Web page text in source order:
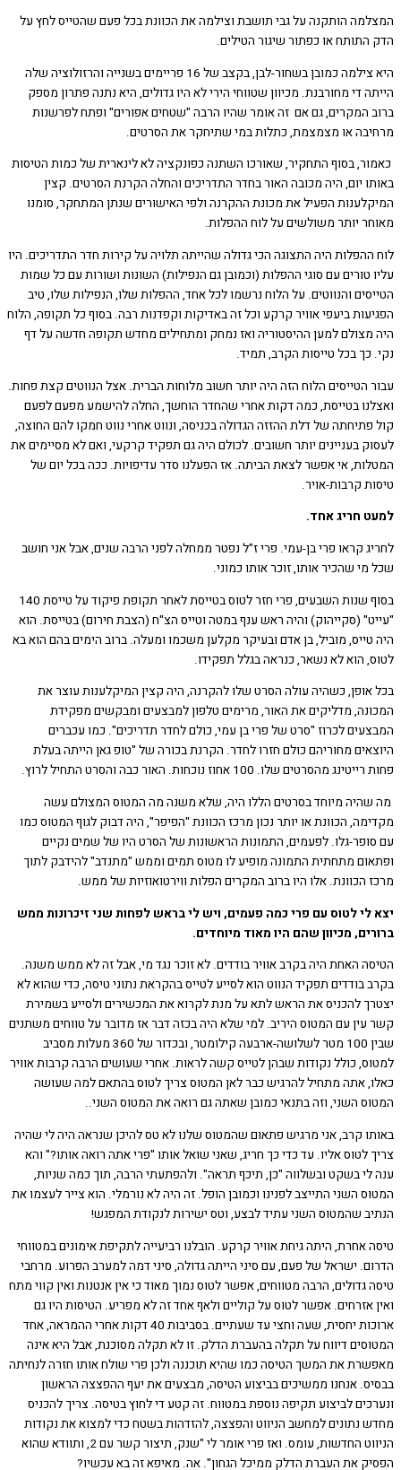
הותקנה על גבי תושבת וצילמה את הכוונת בכל פעם שהטייס לחץ על
או כפתור שיגור הטילים.
היא צילמה כמובן בשחור-לבן, בקצב של 16 פריימים בשנייה והרזולוציה שלה
די מחורבנת. מכיוון שטווחי הירי לא היו גדולים, היא נתנה פתרון מספק
המקרים, גם אם זה אומר שהיו הרבה "שטחים אפורים" ופתח לפרשנות
או מצמצמת, כתלות במי שתיחקר את הסרטים.
בסוף התחקיר, שאורכו השתנה כפונקציה לא לינארית של כמות הטיסות
יום, היה מכובה האור בחדר התדריכים והחלה הקרנת הסרטים. קצין
הפעיל את מכונת ההקרנה ולפי האישורים שנתן המתחקר, סומנו
יותר משולשים על לוח ההפלות.
היה התצוגה הכי גדולה שהייתה תלויה על קירות חדר התדריכים. היו
טורים עם סוגי ההפלות (וכמובן גם הנפילות) השונות ושורות עם כל שמות
והנווטים. על הלוח נרשמו לכל אחד, ההפלות שלו, הנפילות שלו, טיב
ביעפי אוויר קרקע וכל זה באדיקות וקפדנות רבה. בסוף כל תקופה, הלוח
למען ההיסטוריה ואז נמחק ומתחילים מחדש תקופה חדשה על דף
בכל טייסות הקרב, תמיד.
הטייסים הלוח הזה היה יותר חשוב מלוחות הברית. אצל הנווטים קצת פחות.
בטייסת, כמה דקות אחרי שהחדר הוחשך, החלה להישמע מפעם לפעם
של דלת ההזזה הגדולה בכניסה, ונווט אחרי נווט חמקו להם החוצה,
בעניינים יותר חשובים. לכולם היה גם תפקיד קרקעי, ואם לא מסיימים את
אי אפשר לצאת הביתה. אז הפעלנו סדר עדיפויות. ככה בכל יום של
קרבות-אויר.
חריג אחד.
קראו פרי בן-עמי. פרי ז"ל נפטר ממחלה לפני הרבה שנים, אבל אני חושב
שהכיר אותו, זוכר אותו כמוני.
בסוף שנות השבעים, פרי חזר לטוס בטייסת לאחר תקופת פיקוד על טייסת 140
(סקייהוק) והיה ראש ענף במטה וטייס הצ"ח (הצבת חירום) בטייסת. הוא
מוביל, בן אדם ובעיקר מקלען משכמו ומעלה. ברוב הימים בהם הוא בא
הוא לא נשאר, כנראה בגלל תפקידו.
כשהיה עולה הסרט שלו להקרנה, היה קצין המיקלענות עוצר את
מדליקים את האור, מרימים טלפון למבצעים ומבקשים מפקידת
לכרוז "סרט של פרי בן עמי, כולם לחדר תדריכים". כמו עכברים
מחוריהם כולם חזרו לחדר. הקרנת בכורה של "טופ גאן הייתה בעלת
מהסרטים שלו. 100 אחוז נוכחות. האור כבה והסרט התחיל לרוץ.
מיוחד בסרטים הללו היה, שלא משנה מה המטוס המצולם עשה
הכוונת או יותר נכון מרכז הכוונת "הפיפר", היה דבוק לגוף המטוס כמו
גלו. לפעמים, התמונות הראשונות של הסרט היו של שמים נקיים
מתחתית התמונה מופיע לו מטוס תמים וממש "מתנדב" להידבק לתוך
הכוונת. אלו היו ברוב המקרים הפלות ווירטואוזיות של ממש.
לטוס עם פרי כמה פעמים, ויש לי בראש לפחות שני זיכרונות ממש
מכיוון שהם היו מאוד מיוחדים.
האחת היה בקרב אוויר בודדים. לא זוכר נגד מי, אבל זה לא ממש משנה.
בודדים תפקיד הנווט הוא לסייע לטייס בהקראת נתוני טיסה, כדי שהוא לא
להכניס את הראש לתא על מנת לקרוא את המכשירים ולסייע בשמירת
עם המטוס היריב. למי שלא היה בכזה דבר אז מדובר על טווחים משתנים
שבין 100 מטר לשלושה-ארבעה קילומטר, ובכדור של 360 מעלות מסביב
כולל נקודות שבהן לטייס קשה לראות. אחרי שעושים הרבה קרבות אוויר
אתה מתחיל להרגיש כבר לאן המטוס צריך לטוס בהתאם למה שעושה
השני, וזה בתנאי כמובן שאתה גם רואה את המטוס השני..
קרב, אני מרגיש פתאום שהמטוס שלנו לא טס להיכן שנראה היה לי שהיה
לטוס אליו. עד כדי כך חריג, שאני שואל אותו "פרי אתה רואה אותו?" והא
בשקט ובשלווה "כן, תיכף תראה". ולהפתעתי הרבה, תוך כמה שניות,
השני התייצב לפנינו וכמובן הופל. זה היה לא נורמלי. הוא צייר לעצמו את
שהמטוס השני עתיד לבצע, וטס ישירות לנקודת המפגש!
אחרת, היתה גיחת אוויר קרקע. הובלנו רביעייה לתקיפת אימונים במטווחי
ישראל של פעם, עם סיני הייתה גדולה, סיני דמה למערב הפרוע. מרחבי
גדולים, הרבה מטווחים, אפשר לטוס נמוך מאוד כי אין אנטנות ואין קווי מתח
אזרחים. אפשר לטוס על קוליים ולאף אחד זה לא מפריע. הטיסות היו גם
ארוכות יחסית, שעה וחצי עד שעתיים. בסביבות 40 דקות אחרי ההמראה, אחד
דיווח על תקלה בהעברת הדלק. זו לא תקלה מסוכנת, אבל היא אינה
את המשך הטיסה כמו שהיא תוכננה ולכן פרי שולח אותו חזרה לנחיתה
אנחנו ממשיכים בביצוע הטיסה, מבצעים את יעף ההפצצה הראשון
לביצוע תקיפה נוספת במטווח. זה קטע די לחוץ בטיסה. צריך להכניס
נתונים למחשב הניווט והפצצה, להזדהות בשטח כדי למצוא את נקודות
הניווט החדשות, עומס. ואז פרי אומר לי "שנק, תיצור קשר עם 2, ותוודא שהוא
את העברת הדלק ממיכל הגחון". אה. מאיפא זה בא עכשיו?